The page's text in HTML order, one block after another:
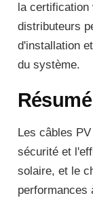
la certification
distributeurs
d'installation
du système.
Résumé
Les câbles
sécurité et
solaire, et le
performances